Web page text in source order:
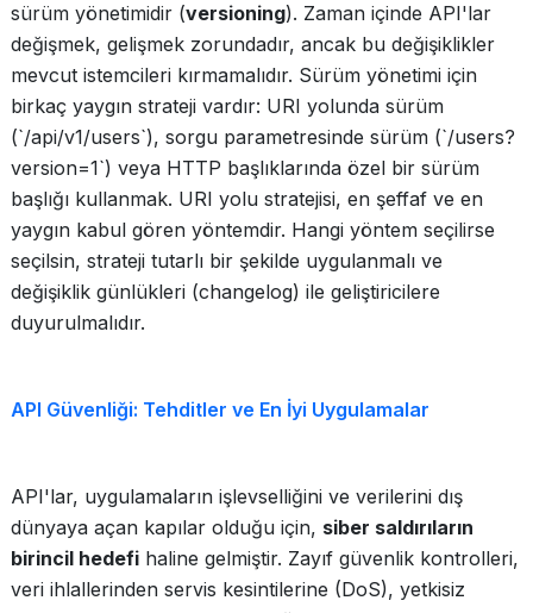
sürüm yönetimidir (versioning). Zaman içinde API'lar
değişmek, gelişmek zorundadır, ancak bu değişiklikler
mevcut istemcileri kırmamalıdır. Sürüm yönetimi için
birkaç yaygın strateji vardır: URI yolunda sürüm
(`/api/v1/users`), sorgu parametresinde sürüm (`/users?
version=1`) veya HTTP başlıklarında özel bir sürüm
başlığı kullanmak. URI yolu stratejisi, en şeffaf ve en
yaygın kabul gören yöntemdir. Hangi yöntem seçilirse
seçilsin, strateji tutarlı bir şekilde uygulanmalı ve
değişiklik günlükleri (changelog) ile geliştiricilere
duyurulmalıdır.
API Güvenliği: Tehditler ve En İyi Uygulamalar
API'lar, uygulamaların işlevselliğini ve verilerini dış
dünyaya açan kapılar olduğu için, siber saldırıların
birincil hedefi haline gelmiştir. Zayıf güvenlik kontrolleri,
veri ihlallerinden servis kesintilerine (DoS), yetkisiz